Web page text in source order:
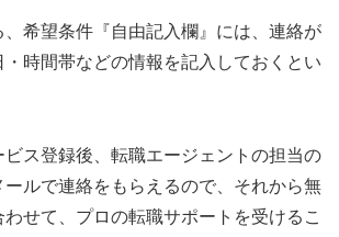
希望条件『自由記入欄』には、連絡が
時間帯などの情報を記入しておくとい
ビス登録後、転職エージェントの担当の
ルで連絡をもらえるので、それから無
せて、プロの転職サポートを受けるこ